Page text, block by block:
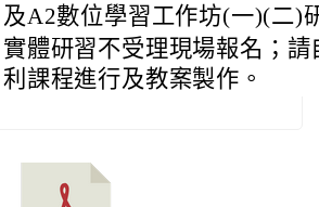
及A2數位學習工作坊(一)(二)
實體研習不受理現場報名；
利課程進行及教案製作。